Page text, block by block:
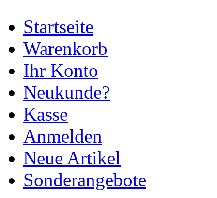
Startseite
Warenkorb
Ihr Konto
Neukunde?
Kasse
Anmelden
Neue Artikel
Sonderangebote